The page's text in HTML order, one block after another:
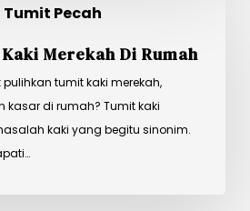
Tumit Pecah
Merekah Di Rumah
tumit kaki merekah,
kasar di rumah? Tumit kaki
kaki yang begitu sinonim.